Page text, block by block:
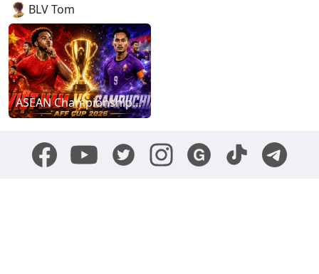
BLV Tom
ASEAN Championship: Vietnam – Cambodia (20:00 - 07/08/2026)